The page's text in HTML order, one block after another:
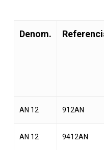
Denom.
AN 12 912AN
AN 12 9412AN